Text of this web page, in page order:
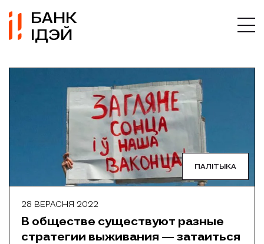
БАНК
ІДЭЙ
ПАЛІТЫКА
28 ВЕРАСНЯ 2022
В обществе существуют разные
стратегии выживания — затаиться